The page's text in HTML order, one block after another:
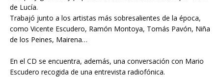
de Lucía.
Trabajó junto a los artistas más sobresalientes de la época,
como Vicente Escudero, Ramón Montoya, Tomás Pavón, Niña
de los Peines, Mairena…
En el CD se encuentra, además, una conversación con Mario
Escudero recogida de una entrevista radiofónica.